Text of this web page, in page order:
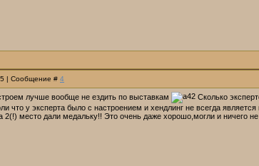
| Сообщение # 4
лучше вообще не ездить по выставкам
Сколько
что у эксперта было с настроением и хендлинг не всегда
место дали медальку!! Это очень даже хорошо,могли и ничего не